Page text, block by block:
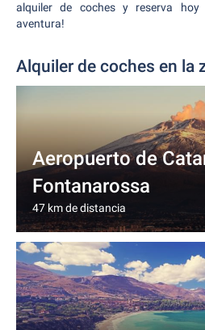
alquiler de coches y reserva hoy
aventura!
Alquiler de coches en la
Aeropuerto de
Fontanarossa
47 km de distancia